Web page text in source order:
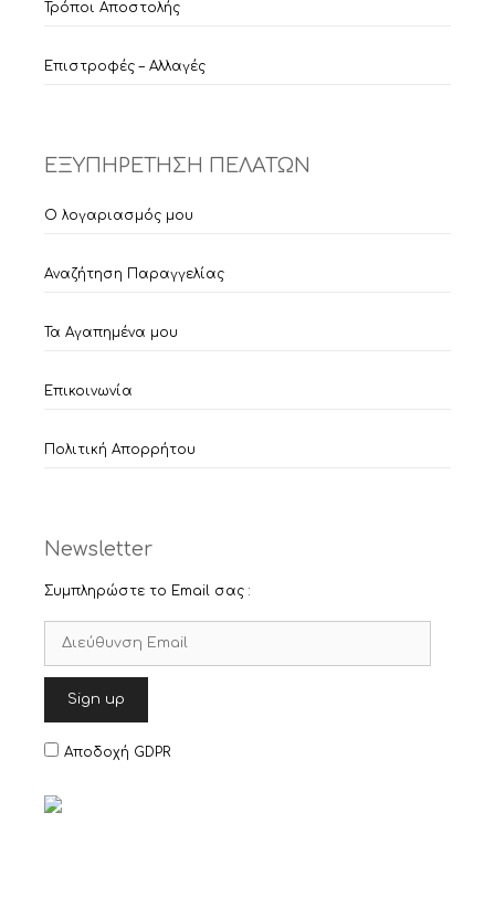
Τρόποι Αποστολής
Επιστροφές – Αλλαγές
ΕΞΥΠΗΡΕΤΗΣΗ ΠΕΛΑΤΩΝ
Ο λογαριασμός μου
Αναζήτηση Παραγγελίας
Τα Αγαπημένα μου
Επικοινωνία
Πολιτική Απορρήτου
Newsletter
Συμπληρώστε το Email σας :
Αποδοχή GDPR